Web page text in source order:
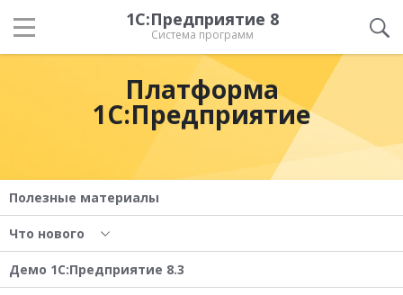
1С:Предприятие 8
Система программ
Платформа
1С:Предприятие
Полезные материалы
Что нового
Демо 1С:Предприятие 8.3